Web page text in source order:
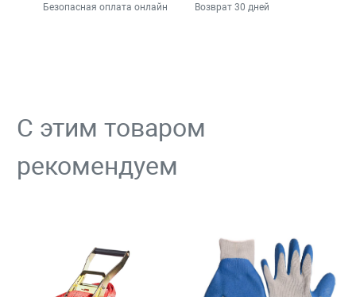
Безопасная оплата онлайн Возврат 30 дней
С этим товаром
рекомендуем